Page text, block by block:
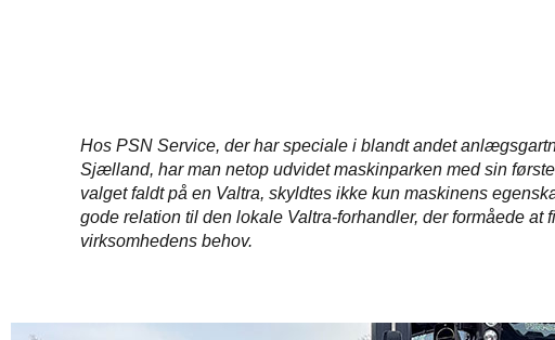
Hos PSN Service, der har speciale i blandt andet
Sjælland, har man netop udvidet maskinparken med sin
valget faldt på en Valtra, skyldtes ikke kun maskinens
gode relation til den lokale Valtra-forhandler, der formåede at
virksomhedens behov.